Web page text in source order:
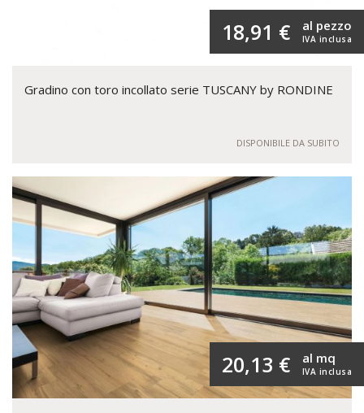
18,91 € IVA inclusa
al pezzo
Gradino con toro incollato serie TUSCANY by RONDINE
DISPONIBILE DA SUBITO
20,13 € IVA inclusa
al mq